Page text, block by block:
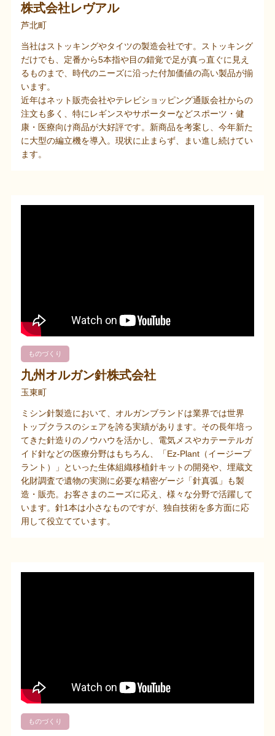
株式会社レヴアル
芦北町
当社はストッキングやタイツの製造会社です。ストッキング
だけでも、定番から5本指や目の錯覚で足が真っ直ぐに見え
るものまで、時代のニーズに沿った付加価値の高い製品が揃
います。
近年はネット販売会社やテレビショッピング通販会社からの
注文も多く、特にレギンスやサポーターなどスポーツ・健
康・医療向け商品が大好評です。新商品を考案し、今年新た
に大型の編立機を導入。現状に止まらず、まい進し続けてい
ます。
ものづくり
九州オルガン針株式会社
玉東町
ミシン針製造において、オルガンブランドは業界では世界
トップクラスのシェアを誇る実績があります。その長年培っ
てきた針造りのノウハウを活かし、電気メスやカテーテルガ
イド針などの医療分野はもちろん、「Ez-Plant（イージープ
ラント）」といった生体組織移植針キットの開発や、埋蔵文
化財調査で遺物の実測に必要な精密ゲージ「針真弧」も製
造・販売。お客さまのニーズに応え、様々な分野で活躍して
います。針1本は小さなものですが、独自技術を多方面に応
用して役立てています。
ものづくり